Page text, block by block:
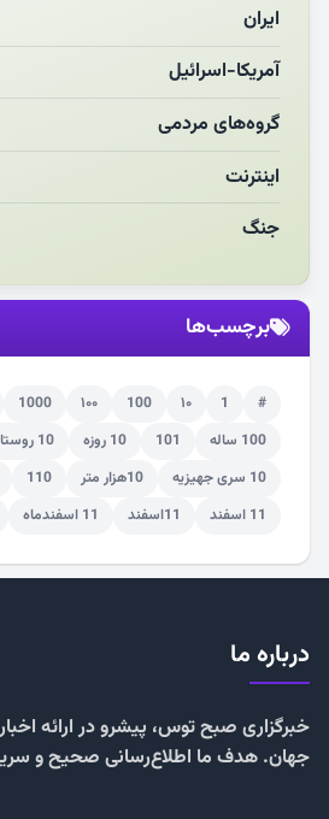
مکن ای صبح طلوع
چرایی «استقبال از آقای ایران»
ایران
آمریکا-اسرائیل
گروه‌های مردمی
اینترنت
جنگ
برچسب‌ها
#
1 ۱۰ 100 ۱۰۰ 1000
100 ساله
101 10 روزه 10 روستا
10 سری جهیزیه
10هزار متر 110
11 اسفند
11اسفند 11 اسفندماه
درباره ما
خبرگزاری صبح توس، پیشرو در ارائه
جهان. هدف ما اطلاع‌رسانی صحیح و